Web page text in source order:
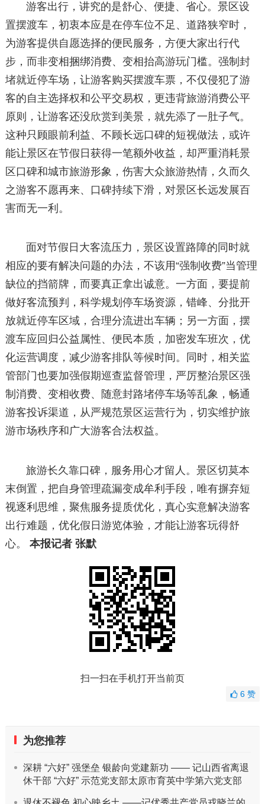
游客出行，讲究的是舒心、便捷、省心。景区设
置摆渡车，初衷本应是在停车位不足、道路狭窄时，
为游客提供自愿选择的便民服务，方便大家出行代
步，而非变相捆绑消费、变相抬高游玩门槛。强制封
堵就近停车场，让游客购买摆渡车票，不仅侵犯了游
客的自主选择权和公平交易权，更违背旅游消费公平
原则，让游客还没欣赏到美景，就先添了一肚子气。
这种只顾眼前利益、不顾长远口碑的短视做法，或许
能让景区在节假日获得一笔额外收益，却严重消耗景
区口碑和城市旅游形象，伤害大众旅游热情，久而久
之游客不愿再来、口碑持续下滑，对景区长远发展百
害而无一利。
面对节假日大客流压力，景区设置路障的同时就
相应的要有解决问题的办法，不该用“强制收费”当管理
缺位的挡箭牌，而要真正拿出诚意。一方面，要提前
做好客流预判，科学规划停车场资源，错峰、分批开
放就近停车区域，合理分流进出车辆；另一方面，摆
渡车应回归公益属性、便民本质，加密发车班次，优
化运营调度，减少游客排队等候时间。同时，相关监
管部门也要加强假期巡查监督管理，严厉整治景区强
制消费、变相收费、随意封路堵停车场等乱象，畅通
游客投诉渠道，从严规范景区运营行为，切实维护旅
游市场秩序和广大游客合法权益。
旅游长久靠口碑，服务用心才留人。景区切莫本
末倒置，把自身管理疏漏变成牟利手段，唯有摒弃短
视逐利思维，聚焦服务提质优化，真心实意解决游客
出行难题，优化假日游览体验，才能让游客玩得舒
心。 本报记者 张默
扫一扫在手机打开当前页
6赞
为您推荐
深耕 “六好” 强堡垒 银龄向党建新功 —— 记山西省离退
休干部 “六好” 示范党支部太原市育英中学第六党支部